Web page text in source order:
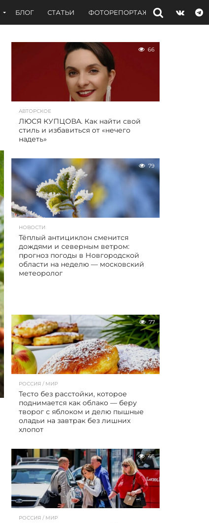
БЛОГ СТАТЬИ ФОТОРЕПОРТАЖИ ИНТЕРВЬЮ
66
АВТОРСКОЕ
ЛЮСЯ КУПЦОВА. Как найти свой
стиль и избавиться от «нечего
надеть»
79
НОВОСТИ
Тёплый антициклон сменится
дождями и северным ветром:
прогноз погоды в Новгородской
области на неделю — московский
метеоролог
77
РОССИЯ / МИР
Тесто без расстойки, которое
поднимается как облако — беру
творог с яблоком и делю пышные
оладьи на завтрак без лишних
хлопот
46
РОССИЯ / МИР